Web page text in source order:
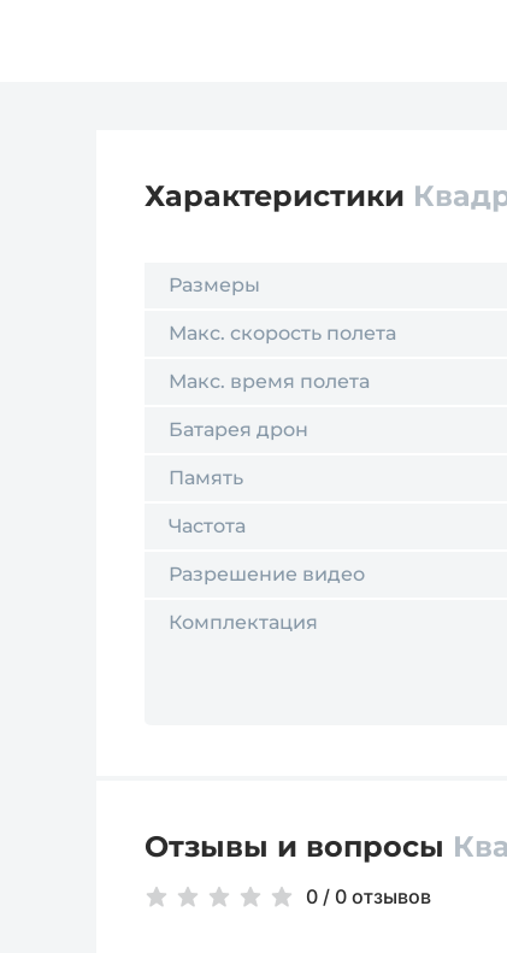
Характеристики
Размеры
Макс. скорость полета
Макс. время полета
Батарея дрон
Память
Частота
Разрешение видео
Комплектация
Отзывы и вопросы
0 / 0 отзывов